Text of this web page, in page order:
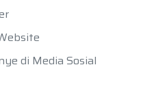
di Media Sosial